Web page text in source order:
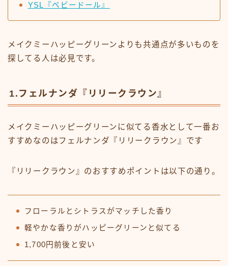
YSL『ベビードール』
メイクミーハッピーグリーンよりも共通点が多いものを
探してる人は必見です。
1.フェルナンダ『リリークラウン』
メイクミーハッピーグリーンに似てる香水として一番お
すすめなのはフェルナンダ『リリークラウン』です
『リリークラウン』のおすすめポイントは以下の通り。
フローラルとシトラスがマッチした香り
軽やかな香りがハッピーグリーンと似てる
1,700円前後と安い